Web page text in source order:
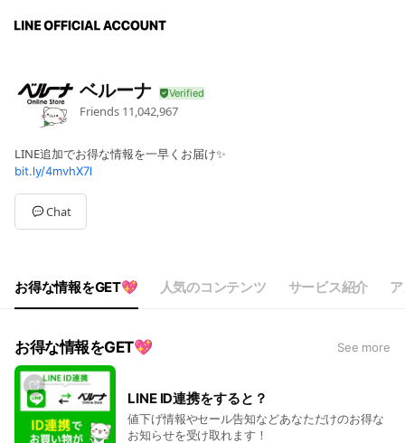
ベルーナ
Friends 11,042,967
LINE追加でお得な情報を一早くお届け✨
bit.ly/4mvhX7l
Chat
お得な情報をGET💖 人気のコンテンツ サービス紹介
お得な情報をGET💖 See more
LINE ID連携をすると？
値下げ情報やセール告知などあなただけのお得な
お知らせを受け取れます！